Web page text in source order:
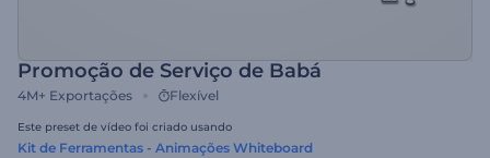
Promoção de Serviço de Babá
4M+ Exportações Flexível
Este preset de vídeo foi criado usando
Kit de Ferramentas - Animações Whiteboard